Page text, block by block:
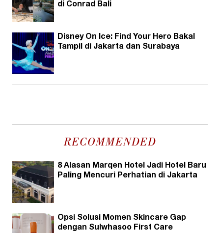
di Conrad Bali
Disney On Ice: Find Your Hero Bakal
Tampil di Jakarta dan Surabaya
RECOMMENDED
8 Alasan Marqen Hotel Jadi Hotel Baru
Paling Mencuri Perhatian di Jakarta
Opsi Solusi Momen Skincare Gap
dengan Sulwhasoo First Care